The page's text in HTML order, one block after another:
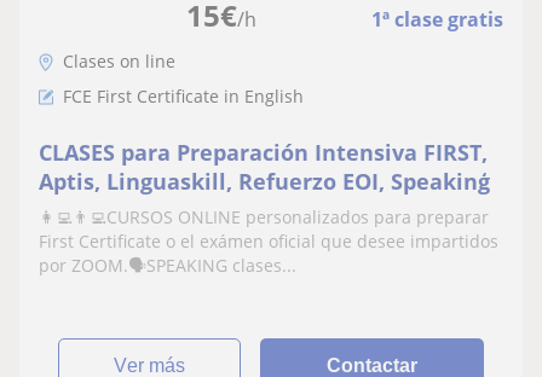
15€/h 1ª clase gratis
Clases on line
FCE First Certificate in English
CLASES para Preparación Intensiva FIRST,
Aptis, Linguaskill, Refuerzo EOI, Speakinģ
👩‍💻👨‍💻CURSOS ONLINE personalizados para preparar
First Certificate o el exámen oficial que desee impartidos
por ZOOM.🗣SPEAKING clases...
ver más Contactar